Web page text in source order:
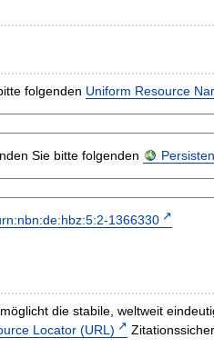
folgenden Uniform Resource
Sie bitte folgenden
1366330
die stabile, weltweit
Locator (URL)